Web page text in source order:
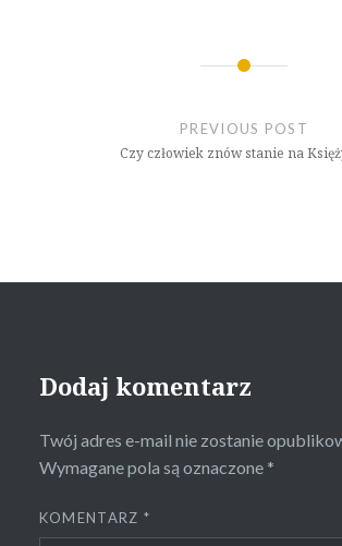
PREVIOUS POST
Czy człowiek znów stanie na
Dodaj komentarz
Twój adres e-mail nie zostanie
Wymagane pola są oznaczone *
KOMENTARZ *